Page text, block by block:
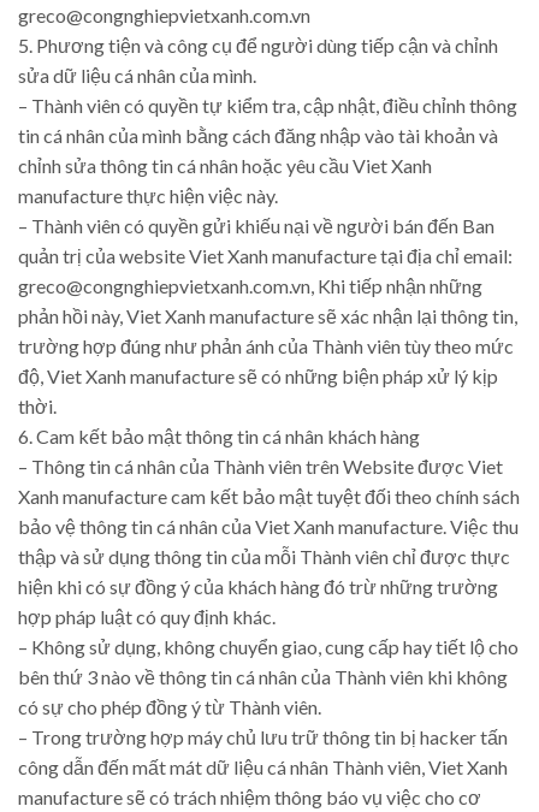
greco@congnghiepvietxanh.com.vn
5. Phương tiện và công cụ để người dùng tiếp cận và chỉnh
sửa dữ liệu cá nhân của mình.
– Thành viên có quyền tự kiểm tra, cập nhật, điều chỉnh thông
tin cá nhân của mình bằng cách đăng nhập vào tài khoản và
chỉnh sửa thông tin cá nhân hoặc yêu cầu Viet Xanh
manufacture thực hiện việc này.
– Thành viên có quyền gửi khiếu nại về người bán đến Ban
quản trị của website Viet Xanh manufacture tại địa chỉ email:
greco@congnghiepvietxanh.com.vn, Khi tiếp nhận những
phản hồi này, Viet Xanh manufacture sẽ xác nhận lại thông tin,
trường hợp đúng như phản ánh của Thành viên tùy theo mức
độ, Viet Xanh manufacture sẽ có những biện pháp xử lý kịp
thời.
6. Cam kết bảo mật thông tin cá nhân khách hàng
– Thông tin cá nhân của Thành viên trên Website được Viet
Xanh manufacture cam kết bảo mật tuyệt đối theo chính sách
bảo vệ thông tin cá nhân của Viet Xanh manufacture. Việc thu
thập và sử dụng thông tin của mỗi Thành viên chỉ được thực
hiện khi có sự đồng ý của khách hàng đó trừ những trường
hợp pháp luật có quy định khác.
– Không sử dụng, không chuyển giao, cung cấp hay tiết lộ cho
bên thứ 3 nào về thông tin cá nhân của Thành viên khi không
có sự cho phép đồng ý từ Thành viên.
– Trong trường hợp máy chủ lưu trữ thông tin bị hacker tấn
công dẫn đến mất mát dữ liệu cá nhân Thành viên, Viet Xanh
manufacture sẽ có trách nhiệm thông báo vụ việc cho cơ